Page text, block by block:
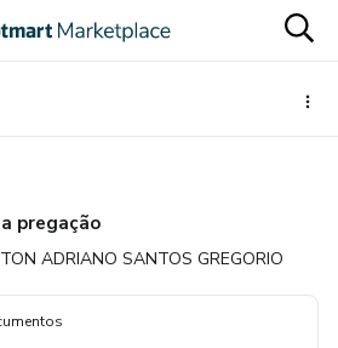
pregação
ADRIANO SANTOS GREGORIO